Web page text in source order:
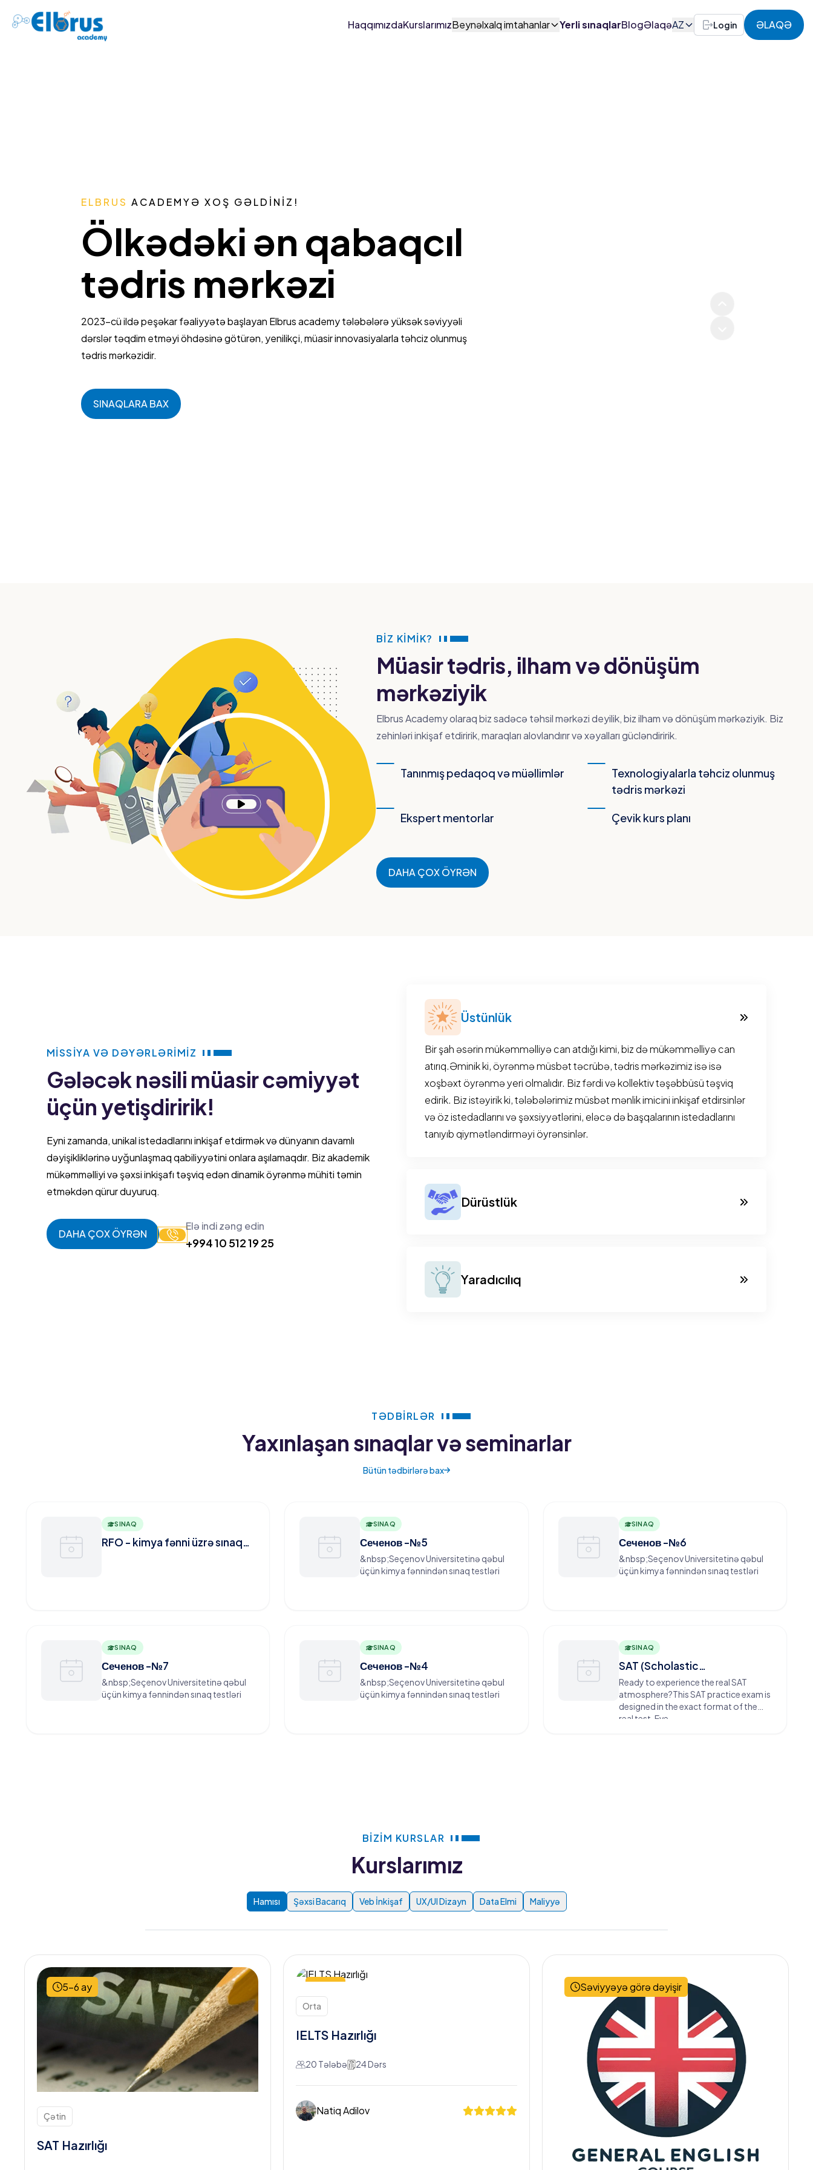
HaqqımızdaKurslarımızBeynəlxalq imtahanlar Yerli sınaqlarBlogƏlaqəAZ Login ƏLAQƏ
ELBRUS ACADEMYƏ XOŞ GƏLDINIZ!
Ölkədəki ən qabaqcıl
tədris mərkəzi
2023-cü ildə peşəkar fəaliyyətə başlayan Elbrus academy tələbələrə yüksək səviyyəli
dərslər təqdim etməyi öhdəsinə götürən, yenilikçi, müasir innovasiyalarla təhciz olunmuş
tədris mərkəzidir.
SINAQLARA BAX
BIZ KIMIK?
Müasir tədris, ilham və dönüşüm
mərkəziyik
Elbrus Academy olaraq biz sadəcə təhsil mərkəzi deyilik, biz ilham və dönüşüm mərkəziyik. Biz
zehinləri inkişaf etdiririk, maraqları alovlandırır və xəyalları gücləndiririk.
Tanınmış pedaqoq və müəllimlər
Texnologiyalarla təhciz olunmuş
tədris mərkəzi
Ekspert mentorlar Çevik kurs planı
DAHA ÇOX ÖYRƏN
MISSIYA VƏ DƏYƏRLƏRIMIZ
Gələcək nəsili müasir cəmiyyət
üçün yetişdiririk!
Eyni zamanda, unikal istedadlarını inkişaf etdirmək və dünyanın davamlı
dəyişikliklərinə uyğunlaşmaq qabiliyyətini onlara aşılamaqdır. Biz akademik
mükəmməlliyi və şəxsi inkişafı təşviq edən dinamik öyrənmə mühiti təmin
etməkdən qürur duyuruq.
DAHA ÇOX ÖYRƏN
Elə indi zəng edin
+994 10 512 19 25
Üstünlük
Bir şah əsərin mükəmməlliyə can atdığı kimi, biz də mükəmməlliyə can
atırıq.Əminik ki, öyrənmə müsbət təcrübə, tədris mərkəzimiz isə isə
xoşbəxt öyrənmə yeri olmalıdır. Biz fərdi və kollektiv təşəbbüsü təşviq
edirik. Biz istəyirik ki, tələbələrimiz müsbət mənlik imicini inkişaf etdirsinlər
və öz istedadlarını və şəxsiyyətlərini, eləcə də başqalarının istedadlarını
tanıyıb qiymətləndirməyi öyrənsinlər.
Dürüstlük
doğru, realist və ədalətli olmaqla həyatlarının hər bir hissəsində çətinlikləri
qəbul etməyə və maneələri qəbul etməyə təşviq edirik. Onlardan öz
səhvlərinə sahib olmalarını və onlardan dərs almalarını xahiş edirik.
Yaradıcılıq
TƏDBIRLƏR
Yaxınlaşan sınaqlar və seminarlar
Bütün tədbirlərə bax
SINAQ
RFO - kimya fənni üzrə sınaq
SINAQ
Сеченов -№5
&nbsp;Seçenov Universitetinə qəbul
üçün kimya fənnindən sınaq testləri
SINAQ
Сеченов -№6
&nbsp;Seçenov Universitetinə qəbul
üçün kimya fənnindən sınaq testləri
SINAQ
Сеченов -№7
&nbsp;Seçenov Universitetinə qəbul
üçün kimya fənnindən sınaq testləri
SINAQ
Сеченов -№4
&nbsp;Seçenov Universitetinə qəbul
üçün kimya fənnindən sınaq testləri
SINAQ
SAT (Scholastic
Aptitude/Assessment Test)-I
Ready to experience the real SAT
atmosphere?This SAT practice exam is
designed in the exact format of the
real test. Eve...
BIZIM KURSLAR
Kurslarımız
Hamısı Şəxsi Bacarıq Veb İnkişaf UX/UI Dizayn Data Elmi Maliyyə
5-6 ay
Çətin
SAT Hazırlığı
Orta
IELTS Hazırlığı
20 Tələbə 24 Dərs
Natiq Adilov
Səviyyəyə görə dəyişir